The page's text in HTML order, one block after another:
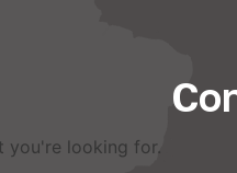
you're looking for.